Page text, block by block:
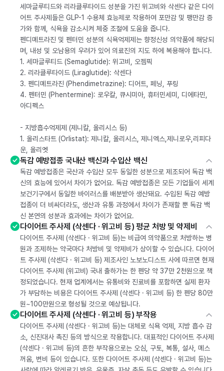
세마글루티드와 리라클루타이드 성분을 가진 위고비와 삭센다 같은 다이
어트 주사제들은 GLP-1 수용체 효능제로 작용하여 포만감 및 팽만감 증
가와 함께, 식욕을 감소시켜 체중 조절에 도움을 줍니다.
펜디메트라진 및 펜터민 성분의 식욕억제제는 향정신성 의약품에 해당되
며, 내성 및 오남용의 우려가 있어 의료진의 지도 하에 복용해야 합니다.
1. 세마글루티드 (Semaglutide): 위고비, 오젬픽
2. 리라클루타이드 (Liraglutide): 삭센다
3. 펜디메트라진 (Phendimetrazine): 디어트, 페닝, 푸링
4. 펜터민 (Phentermine): 로우칼, 큐시미아, 휴터민세미, 디에타민,
아디펙스
- 지방흡수억제제 (제니칼, 올리시스 등)
1. 올리스타트 (Orlistat): 제니칼, 올리시스, 제니엑스,제니로우,리피다
운, 올리엣
독감 예방접종 국내산 백신과 수입산 백신
독감 예방접종은 국산과 수입산 모두 동일한 성분으로 제조되어 독감 백
신의 효능에 있어서 차이가 없어요. 독감 예방접종은 모든 기업들이 세계
보건기구에서 동일한 바이러스를 배분받아 생산돼요. 수입된 독감 예방
접종이 더 비싸더라도, 생산과 유통 과정에서 차이가 존재할 뿐 독감 백
신 본연의 성분과 효과에는 차이가 없어요.
다이어트 주사제 (삭센다 · 위고비 등) 평균 처방 및 약제비
다이어트 주사제 (삭센다 · 위고비 등)는 비급여 의약품으로 처방하는 병
원과 조제하는 약국마다 처방비 및 약제비가 상이할 수 있습니다. 다이어
트 주사제 (삭센다 · 위고비 등) 제조사인 노보노디스트 사에 따르면 현재
다이어트 주사제 (위고비) 국내 출하가는 한 펜당 약 37만 2천원으로 책
정되었습니다. 현재 업계에서는 유통비와 진료비를 포함하면 실제 환자
가 부담하는 비용은 다이어트 주사제 (삭센다 · 위고비 등) 한 펜당 80만
원~100만원으로 형성될 것으로 예상됩니다.
다이어트 주사제 (삭센다 · 위고비 등) 부작용
다이어트 주사제 (삭센다 · 위고비 등)는 대체로 식욕 억제, 지방 흡수 감
소, 신진대사 촉진 등의 방식으로 작용합니다. 대표적인 다이어트 주사제
(삭센다 · 위고비 등)의 흔한 부작용으로는 오심, 구토, 복통, 설사, 메스
꺼움, 변비 등이 있습니다. 또한 다이어트 주사제 (삭센다 · 위고비 등)는